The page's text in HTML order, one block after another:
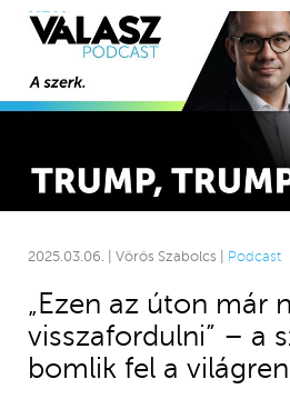
2025.03.06. | Vörös Szabolcs | Podcast
„Ezen az úton már
visszafordulni” – a
bomlik fel a